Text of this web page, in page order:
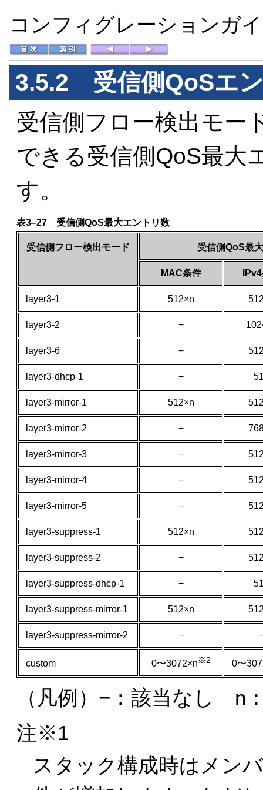
コンフィグレーションガ
3.5.2 受信側QoSエ
受信側フロー検出モー
できる受信側QoS最大
す。
表3‒27 受信側QoS最大エントリ数
受信側フロー検出モード 受信側QoS最
MAC条件
layer3-1 512×n
layer3-2 −
layer3-6 −
layer3-dhcp-1 −
layer3-mirror-1 512×n
layer3-mirror-2 −
layer3-mirror-3 −
layer3-mirror-4 −
layer3-mirror-5 −
layer3-suppress-1 512×n
layer3-suppress-2 −
layer3-suppress-dhcp-1 −
layer3-suppress-mirror-1 512×n
layer3-suppress-mirror-2 −
custom 0〜3072×n※2 0〜
（凡例）−：該当なし n
注※1
スタック構成時はメン